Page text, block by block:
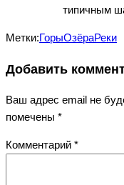
типичным
Метки:ГорыОзёраРеки
Добавить
Ваш адрес email не
помечены *
Комментарий *